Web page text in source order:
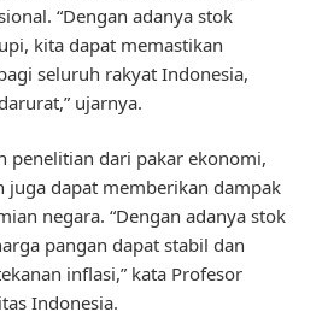
“Dengan adanya stok
kita dapat memastikan
seluruh rakyat Indonesia,
ujarnya.
penelitian dari pakar ekonomi,
juga dapat memberikan dampak
negara. “Dengan adanya stok
pangan dapat stabil dan
inflasi,” kata Profesor
Indonesia.